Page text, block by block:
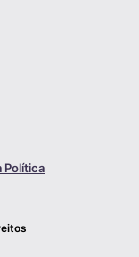
Política